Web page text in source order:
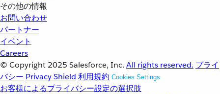
その他の情報
お問い合わせ
パートナー
イベント
Careers
© Copyright 2025 Salesforce, Inc. All rights reserved. プライ
バシー Privacy Shield 利用規約 Cookies Settings
お客様によるプライバシー設定の選択肢